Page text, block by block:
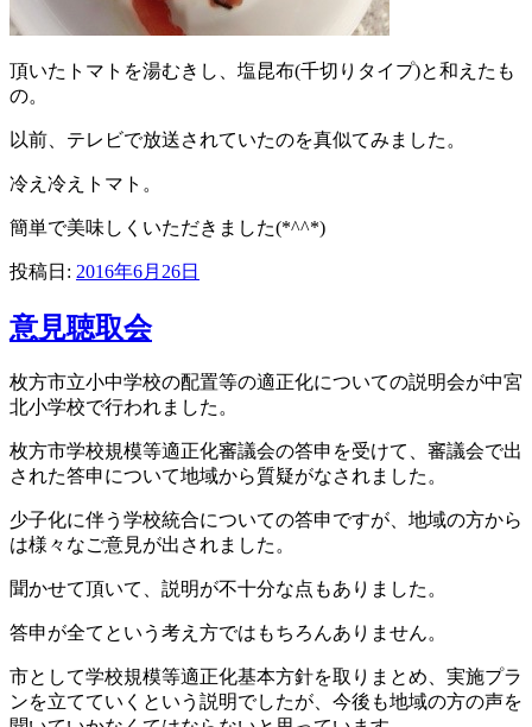
頂いたトマトを湯むきし、塩昆布(千切りタイプ)と和えたも
の。
以前、テレビで放送されていたのを真似てみました。
冷え冷えトマト。
簡単で美味しくいただきました(*^^*)
投稿日: 2016年6月26日
意見聴取会
枚方市立小中学校の配置等の適正化についての説明会が中宮
北小学校で行われました。
枚方市学校規模等適正化審議会の答申を受けて、審議会で出
された答申について地域から質疑がなされました。
少子化に伴う学校統合についての答申ですが、地域の方から
は様々なご意見が出されました。
聞かせて頂いて、説明が不十分な点もありました。
答申が全てという考え方ではもちろんありません。
市として学校規模等適正化基本方針を取りまとめ、実施プラ
ンを立てていくという説明でしたが、今後も地域の方の声を